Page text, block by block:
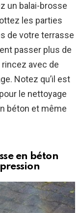
un balai-brosse
les parties
de votre terrasse
passer plus de
avec de
Notez qu’il est
le nettoyage
béton et même
en béton